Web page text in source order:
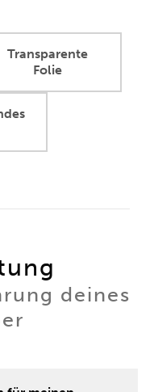
Transparente
Folie
deines